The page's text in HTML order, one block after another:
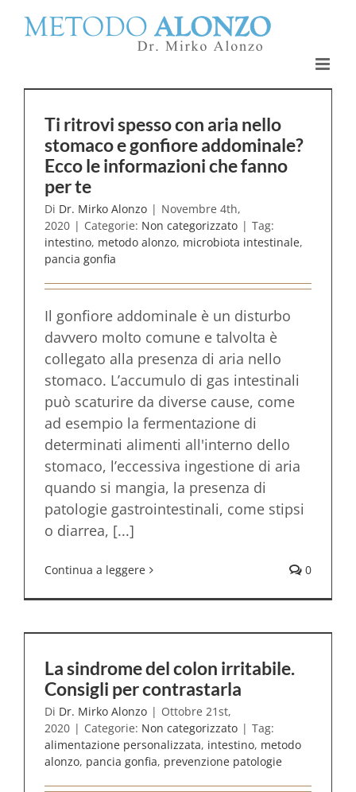
Ti ritrovi spesso con aria nello
stomaco e gonfiore addominale?
Ecco le informazioni che fanno
per te
Di Dr. Mirko Alonzo | Novembre 4th,
2020 | Categorie: Non categorizzato | Tag:
intestino, metodo alonzo, microbiota intestinale,
pancia gonfia
Il gonfiore addominale è un disturbo
davvero molto comune e talvolta è
collegato alla presenza di aria nello
stomaco. L’accumulo di gas intestinali
può scaturire da diverse cause, come
ad esempio la fermentazione di
determinati alimenti all'interno dello
stomaco, l’eccessiva ingestione di aria
quando si mangia, la presenza di
patologie gastrointestinali, come stipsi
o diarrea, [...]
Continua a leggere 0
La sindrome del colon irritabile.
Consigli per contrastarla
Di Dr. Mirko Alonzo | Ottobre 21st,
2020 | Categorie: Non categorizzato | Tag:
alimentazione personalizzata, intestino, metodo
alonzo, pancia gonfia, prevenzione patologie